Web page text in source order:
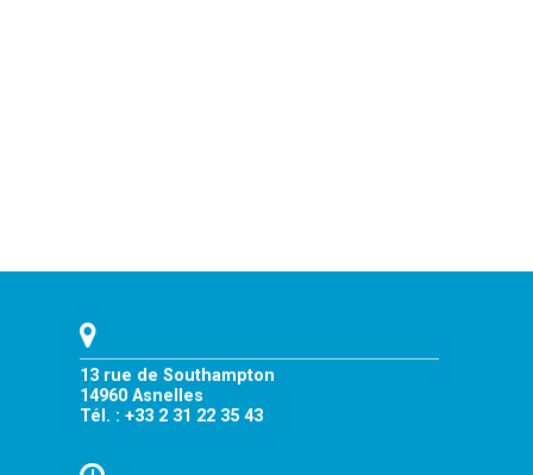
13 rue de Southampton
14960 Asnelles
Tél. : +33 2 31 22 35 43